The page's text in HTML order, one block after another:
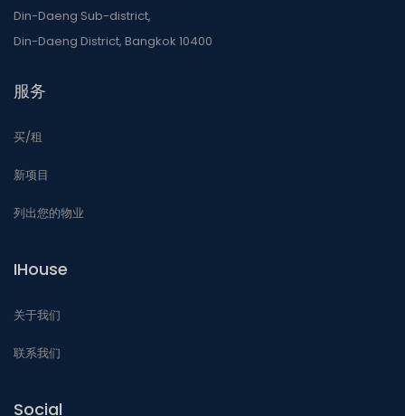
Din-Daeng Sub-district,
Din-Daeng District, Bangkok 10400
服务
买/租
新项目
列出您的物业
IHouse
关于我们
联系我们
Social